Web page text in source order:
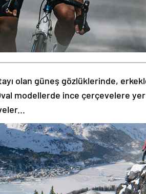
olan güneş gözlüklerinde,
modellerde ince çerçevelere